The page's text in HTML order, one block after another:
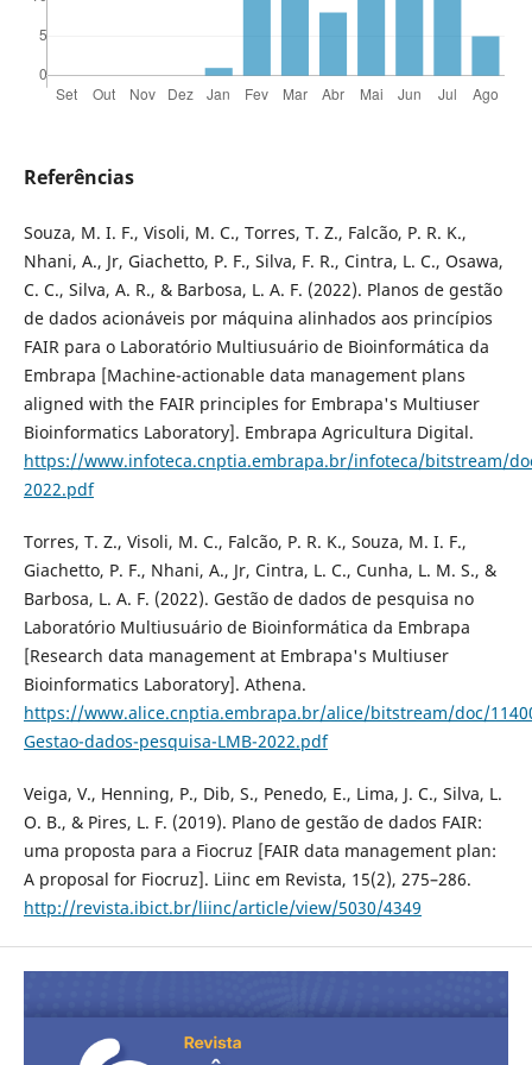
Referências
Souza, M. I. F., Visoli, M. C., Torres, T. Z., Falcão, P. R. K.,
Nhani, A., Jr, Giachetto, P. F., Silva, F. R., Cintra, L. C., Osawa,
C. C., Silva, A. R., & Barbosa, L. A. F. (2022). Planos de gestão
de dados acionáveis por máquina alinhados aos princípios
FAIR para o Laboratório Multiusuário de Bioinformática da
Embrapa [Machine-actionable data management plans
aligned with the FAIR principles for Embrapa's Multiuser
Bioinformatics Laboratory]. Embrapa Agricultura Digital.
https://www.infoteca.cnptia.embrapa.br/infoteca/bitstream/
2022.pdf
Torres, T. Z., Visoli, M. C., Falcão, P. R. K., Souza, M. I. F.,
Giachetto, P. F., Nhani, A., Jr, Cintra, L. C., Cunha, L. M. S., &
Barbosa, L. A. F. (2022). Gestão de dados de pesquisa no
Laboratório Multiusuário de Bioinformática da Embrapa
[Research data management at Embrapa's Multiuser
Bioinformatics Laboratory]. Athena.
https://www.alice.cnptia.embrapa.br/alice/bitstream/doc/
Gestao-dados-pesquisa-LMB-2022.pdf
Veiga, V., Henning, P., Dib, S., Penedo, E., Lima, J. C., Silva, L.
O. B., & Pires, L. F. (2019). Plano de gestão de dados FAIR:
uma proposta para a Fiocruz [FAIR data management plan:
A proposal for Fiocruz]. Liinc em Revista, 15(2), 275–286.
http://revista.ibict.br/liinc/article/view/5030/4349